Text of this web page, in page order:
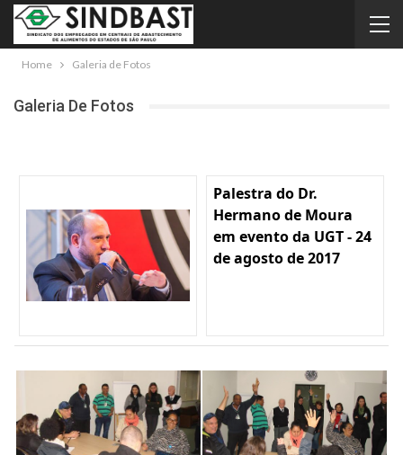
Home Galeria de Fotos
Galeria De Fotos
Palestra do Dr.
Hermano de Moura
em evento da UGT - 24
de agosto de 2017